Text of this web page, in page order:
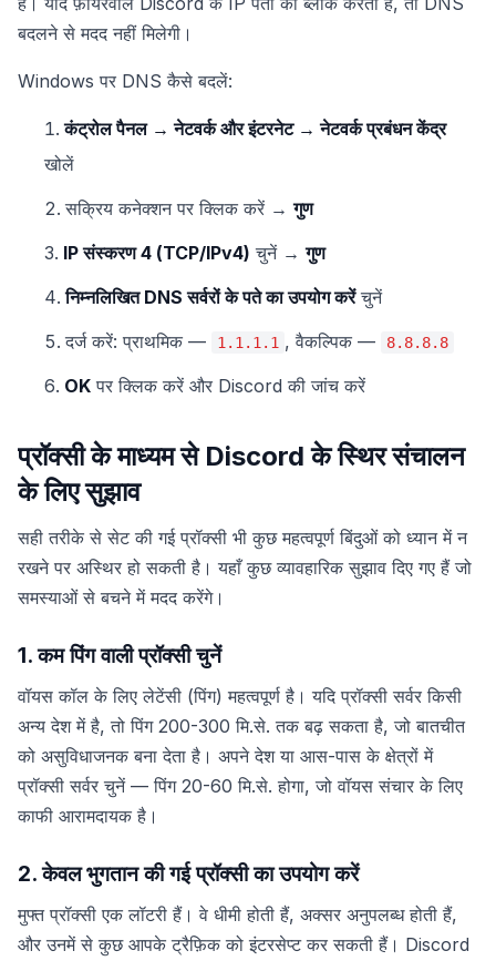
बदलने से मदद नहीं मिलेगी।
Windows पर DNS कैसे बदलें:
कंट्रोल पैनल → नेटवर्क और इंटरनेट → नेटवर्क प्रबंधन केंद्र
खोलें
सक्रिय कनेक्शन पर क्लिक करें →गुण
IP संस्करण 4 (TCP/IPv4) चुनें →गुण
निम्नलिखित DNS सर्वरों के पते का उपयोग करेंचुनें
दर्ज करें: प्राथमिक —
1.1.1.1 , वैकल्पिक — 8.8.8.8
OK पर क्लिक करें और Discord की जांच करें
प्रॉक्सी के माध्यम से Discord के स्थिर संचालन
के लिए सुझाव
सही तरीके से सेट की गई प्रॉक्सी भी कुछ महत्वपूर्ण बिंदुओं को ध्यान में न
रखने पर अस्थिर हो सकती है। यहाँ कुछ व्यावहारिक सुझाव दिए गए हैं जो
समस्याओं से बचने में मदद करेंगे।
1. कम पिंग वाली प्रॉक्सी चुनें
वॉयस कॉल के लिए लेटेंसी (पिंग) महत्वपूर्ण है। यदि प्रॉक्सी सर्वर किसी
अन्य देश में है, तो पिंग 200-300 मि.से. तक बढ़ सकता है, जो बातचीत
को असुविधाजनक बना देता है। अपने देश या आस-पास के क्षेत्रों में
प्रॉक्सी सर्वर चुनें — पिंग 20-60 मि.से. होगा, जो वॉयस संचार के लिए
काफी आरामदायक है।
2. केवल भुगतान की गई प्रॉक्सी का उपयोग करें
मुफ्त प्रॉक्सी एक लॉटरी हैं। वे धीमी होती हैं, अक्सर अनुपलब्ध होती हैं,
और उनमें से कुछ आपके ट्रैफ़िक को इंटरसेप्ट कर सकती हैं। Discord